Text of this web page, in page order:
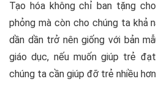
Tạo hóa không chỉ ban tặng
phỏng mà còn cho chúng ta khả
dần dần trở nên giống với bản
giáo dục, nếu muốn giúp trẻ
chúng ta cần giúp đỡ trẻ nhiều